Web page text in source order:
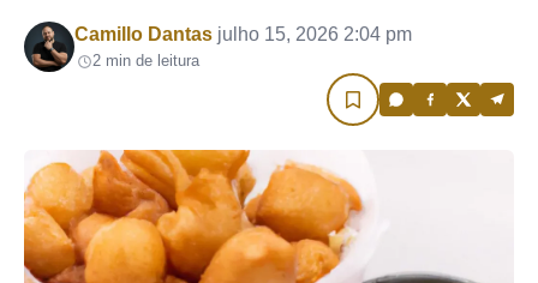
Por
Camillo Dantas julho 15, 2026 2:04 pm
2 min de leitura